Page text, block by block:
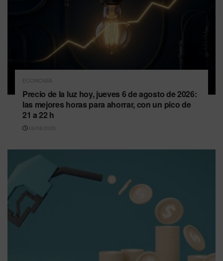
ECONOMÍA
Precio de la luz hoy, jueves 6 de agosto de 2026:
las mejores horas para ahorrar, con un pico de
21 a 22 h
06/08/2026